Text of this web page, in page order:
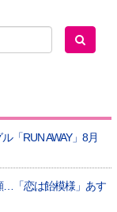
「RUN AWAY」8月
…「恋は飴模様」あす